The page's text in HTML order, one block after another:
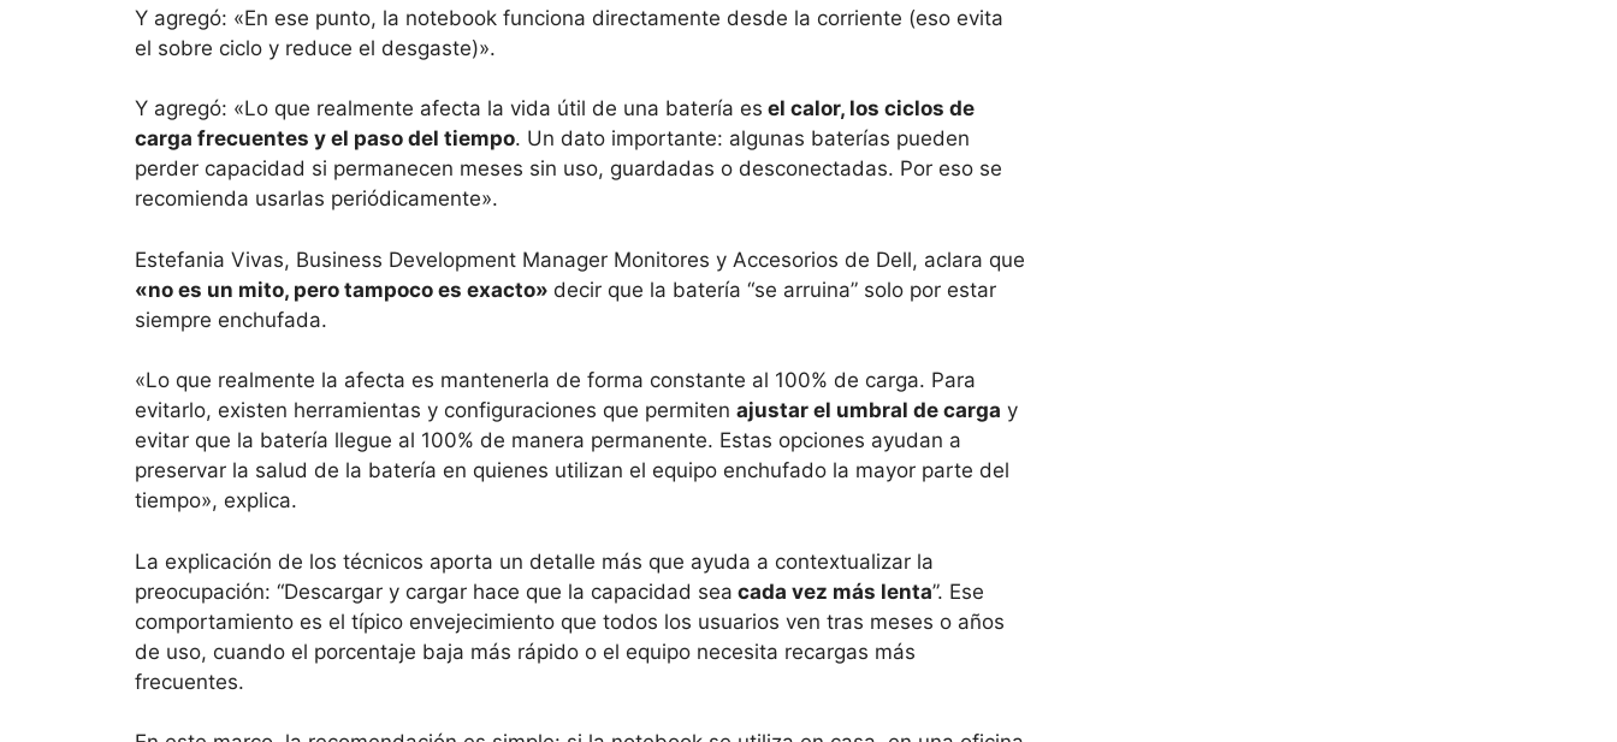
Y agregó: «En ese punto, la notebook funciona directamente desde la corriente (eso evita
el sobre ciclo y reduce el desgaste)».
Y agregó: «Lo que realmente afecta la vida útil de una batería es el calor, los ciclos de
carga frecuentes y el paso del tiempo. Un dato importante: algunas baterías pueden
perder capacidad si permanecen meses sin uso, guardadas o desconectadas. Por eso se
recomienda usarlas periódicamente».
Estefania Vivas, Business Development Manager Monitores y Accesorios de Dell, aclara que
«no es un mito, pero tampoco es exacto» decir que la batería “se arruina” solo por estar
siempre enchufada.
«Lo que realmente la afecta es mantenerla de forma constante al 100% de carga. Para
evitarlo, existen herramientas y configuraciones que permiten ajustar el umbral de carga y
evitar que la batería llegue al 100% de manera permanente. Estas opciones ayudan a
preservar la salud de la batería en quienes utilizan el equipo enchufado la mayor parte del
tiempo», explica.
La explicación de los técnicos aporta un detalle más que ayuda a contextualizar la
preocupación: “Descargar y cargar hace que la capacidad sea cada vez más lenta”. Ese
comportamiento es el típico envejecimiento que todos los usuarios ven tras meses o años
de uso, cuando el porcentaje baja más rápido o el equipo necesita recargas más
frecuentes.